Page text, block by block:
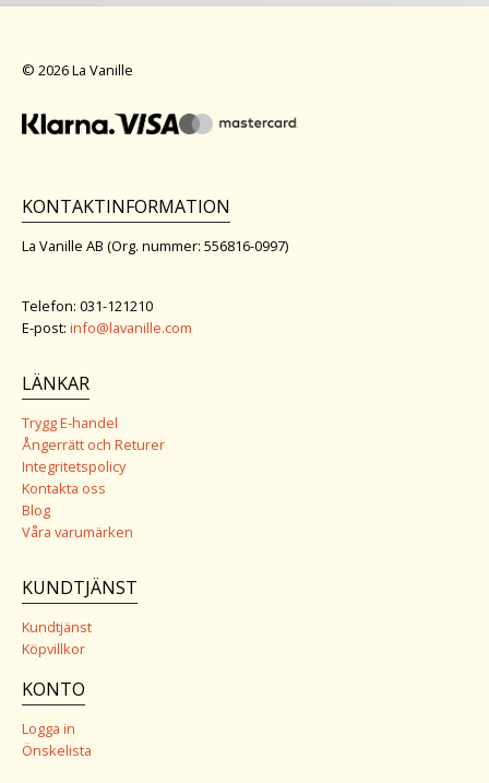
© 2026 La Vanille
KONTAKTINFORMATION
La Vanille AB (Org. nummer: 556816-0997)
Telefon: 031-121210
E-post: info@lavanille.com
LÄNKAR
Trygg E-handel
Ångerrätt och Returer
Integritetspolicy
Kontakta oss
Blog
Våra varumärken
KUNDTJÄNST
Kundtjänst
Köpvillkor
KONTO
Logga in
Önskelista